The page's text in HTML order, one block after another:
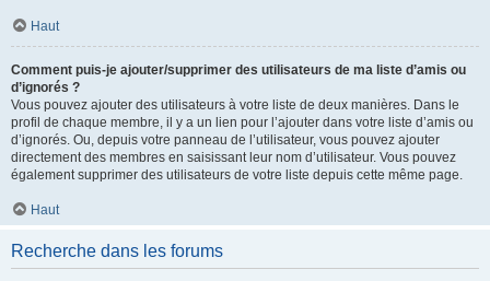
Haut
Comment puis-je ajouter/supprimer des utilisateurs de ma liste d’amis ou
d’ignorés ?
Vous pouvez ajouter des utilisateurs à votre liste de deux manières. Dans le
profil de chaque membre, il y a un lien pour l’ajouter dans votre liste d’amis ou
d’ignorés. Ou, depuis votre panneau de l’utilisateur, vous pouvez ajouter
directement des membres en saisissant leur nom d’utilisateur. Vous pouvez
également supprimer des utilisateurs de votre liste depuis cette même page.
Haut
Recherche dans les forums